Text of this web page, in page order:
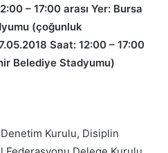
– 17:00 arası Yer: Bursa
(çoğunluk
Saat: 12:00 – 17:00
Belediye Stadyumu)
Kurulu, Disiplin